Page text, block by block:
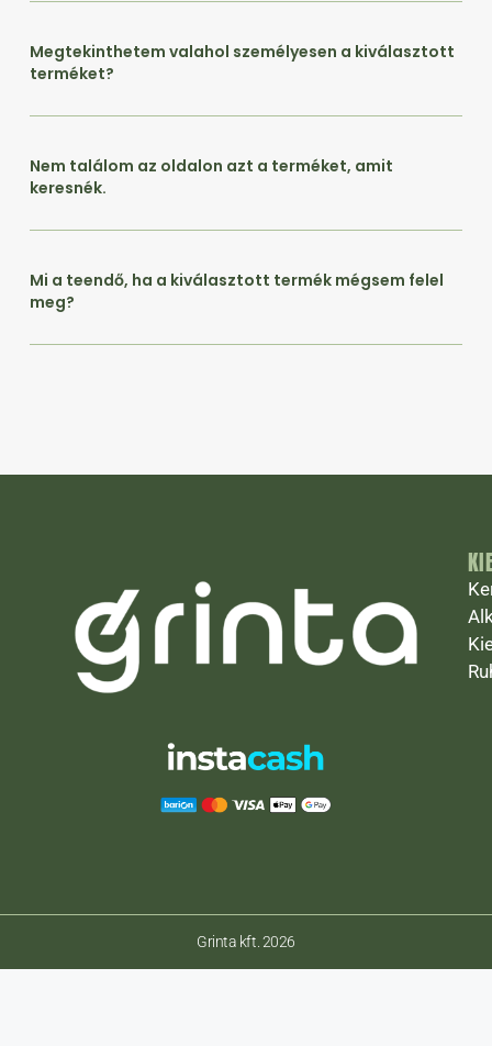
Megtekinthetem valahol személyesen a kiválasztott
terméket?
Nem találom az oldalon azt a terméket, amit
keresnék.
Mi a teendő, ha a kiválasztott termék mégsem felel
meg?
Grinta kft. 2026